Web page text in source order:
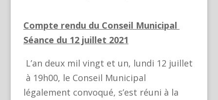
Compte rendu du Conseil Municipal
Séance du 12 juillet 2021
L’an deux mil vingt et un, lundi 12 juillet
à 19h00, le Conseil Municipal
légalement convoqué, s’est réuni à la